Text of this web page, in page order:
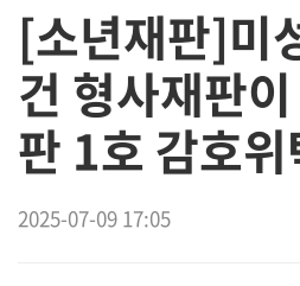
[소년재판]미
건 형사재판
판 1호 감호
2025-07-09 17:05